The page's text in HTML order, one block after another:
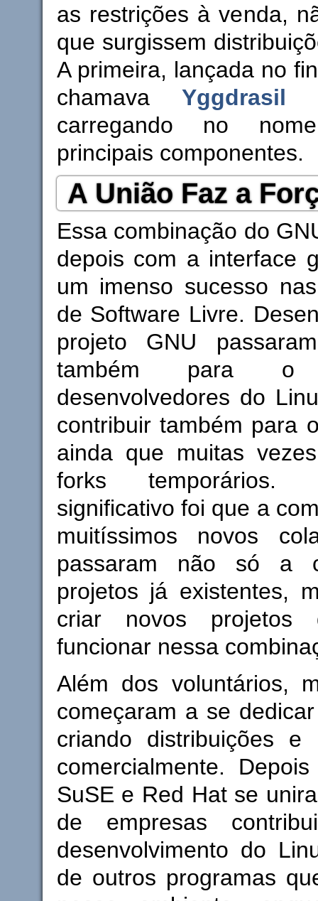
as restrições à venda,
que surgissem
A primeira, lançada no
chamava Yggdrasil
carregando no
principais componentes.
A União Faz a
Essa combinação do
depois com a interface
um imenso sucesso
de Software Livre.
projeto GNU
também para
desenvolvedores do
contribuir também para
ainda que muitas
forks temporários.
significativo foi que a
muitíssimos novos
passaram não só a
projetos já existentes,
criar novos projetos
funcionar nessa
Além dos voluntários,
começaram a se
criando distribuições e
comercialmente.
SuSE e Red Hat se
de empresas
desenvolvimento do
de outros programas